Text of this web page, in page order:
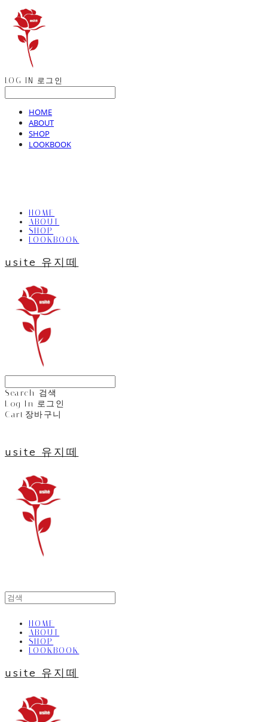
LOG IN 로그인
HOME
ABOUT
SHOP
LOOKBOOK
HOME
ABOUT
SHOP
LOOKBOOK
usite 유지떼
Search 검색
Log In 로그인
Cart 장바구니
usite 유지떼
HOME
ABOUT
SHOP
LOOKBOOK
usite 유지떼